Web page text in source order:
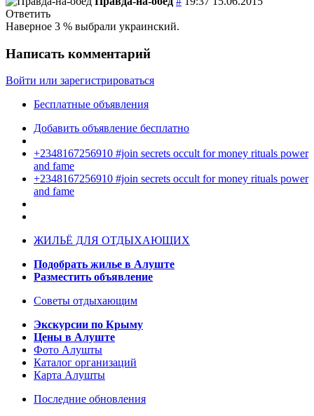
Ответить
Наверное 3 % выбрали украинский.
Написать комментарий
Войти или зарегистрироваться
Бесплатные объявления
Добавить объявление бесплатно
+2348167256910 #join secrets occult for money rituals power
and fame
+2348167256910 #join secrets occult for money rituals power
and fame
ЖИЛЬЁ ДЛЯ ОТДЫХАЮЩИХ
Подобрать жилье в Алуште
Разместить объявление
Советы отдыхающим
Экскурсии по Крыму
Цены в Алуште
Фото Алушты
Каталог организаций
Карта Алушты
Последние обновления